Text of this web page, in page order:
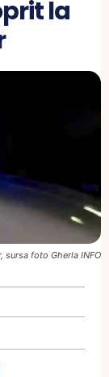
la
sursa foto Gherla INFO